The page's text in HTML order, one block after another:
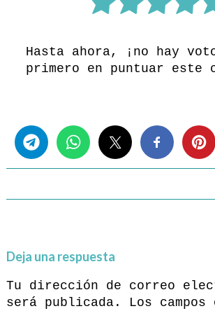
Hasta ahora, ¡no hay
primero en puntuar este
Deja una respuesta
Tu dirección de correo
será publicada.
Los